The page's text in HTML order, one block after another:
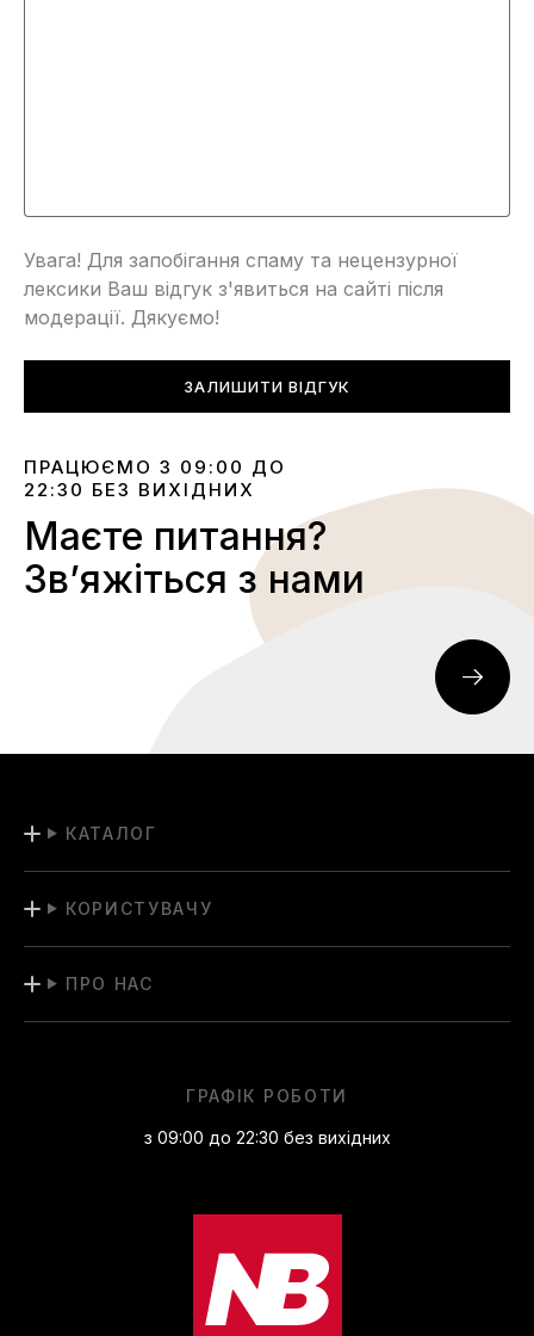
Увага! Для запобігання спаму та нецензурної
лексики Ваш відгук з'явиться на сайті після
модерації. Дякуємо!
ЗАЛИШИТИ ВІДГУК
ПРАЦЮЄМО З 09:00 ДО
22:30 БЕЗ ВИХІДНИХ
Маєте питання?
Звʼяжіться з нами
КАТАЛОГ
КОРИСТУВАЧУ
ПРО НАС
ГРАФІК РОБОТИ
з 09:00 до 22:30 без вихідних